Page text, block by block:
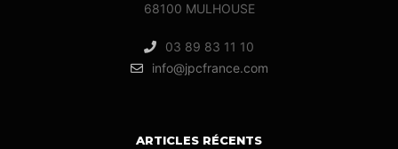
68100 MULHOUSE
03 89 83 11 10
info@jpcfrance.com
ARTICLES RÉCENTS